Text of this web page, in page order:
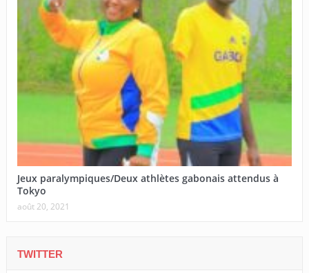
Jeux paralympiques/Deux athlètes gabonais attendus à
Tokyo
août 20, 2021
TWITTER